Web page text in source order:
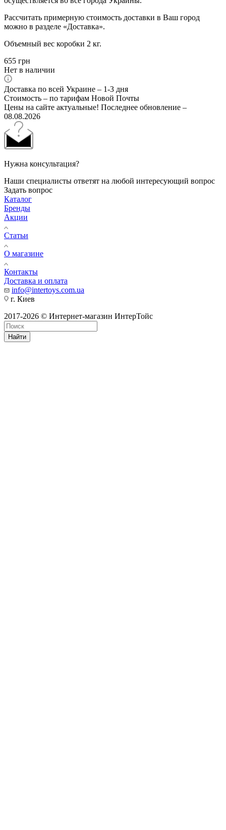
Рассчитать примерную стоимость доставки в Ваш город
можно в разделе «Доставка».
Объемный вес коробки 2 кг.
655 грн
Нет в наличии
Доставка по всей Украине – 1-3 дня
Стоимость – по тарифам Новой Почты
Цены на сайте актуальные! Последнее обновление –
08.08.2026
Нужна консультация?
Наши специалисты ответят на любой интересующий вопрос
Задать вопрос
Каталог
Бренды
Акции
Статьи
О магазине
Контакты
Доставка и оплата
info@intertoys.com.ua
г. Киев
2017-2026 © Интернет-магазин ИнтерТойс
Найти